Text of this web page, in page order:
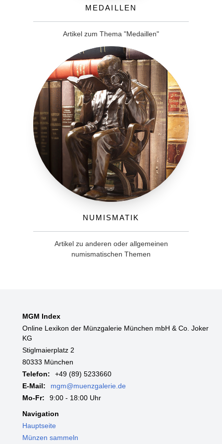
Medaillen
Artikel zum Thema "Medaillen"
Numismatik
Artikel zu anderen oder allgemeinen
numismatischen Themen
MGM Index
Online Lexikon der Münzgalerie München mbH & Co. Joker
KG
Stiglmaierplatz 2
80333 München
Telefon:
+49 (89) 5233660
E-Mail:
mgm@muenzgalerie.de
Mo-Fr:
9:00 - 18:00 Uhr
Navigation
Hauptseite
Münzen sammeln